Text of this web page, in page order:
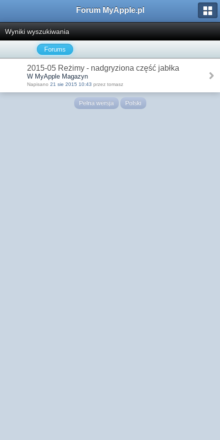
Forum MyApple.pl
Wyniki wyszukiwania
Forums
2015-05 Reżimy - nadgryziona część jabłka
W MyApple Magazyn
Napisano 21 sie 2015 10:43 przez tomasz
Pełna wersja Polski